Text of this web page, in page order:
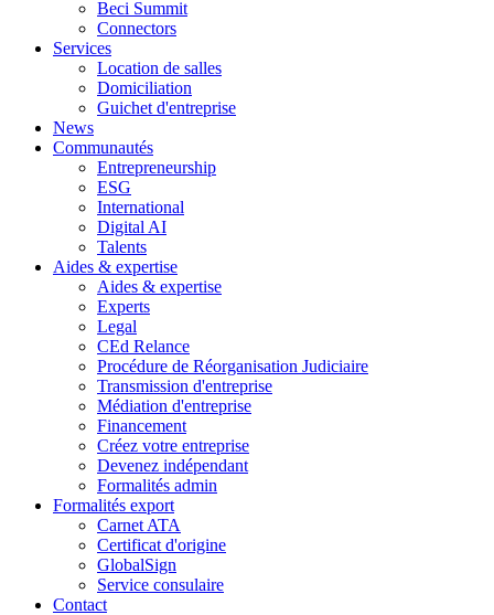
Beci Summit
Connectors
Services
Location de salles
Domiciliation
Guichet d'entreprise
News
Communautés
Entrepreneurship
ESG
International
Digital AI
Talents
Aides & expertise
Aides & expertise
Experts
Legal
CEd Relance
Procédure de Réorganisation Judiciaire
Transmission d'entreprise
Médiation d'entreprise
Financement
Créez votre entreprise
Devenez indépendant
Formalités admin
Formalités export
Carnet ATA
Certificat d'origine
GlobalSign
Service consulaire
Contact